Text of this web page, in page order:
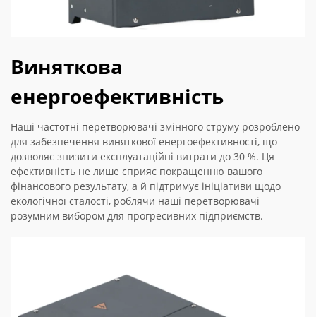
Виняткова
енергоефективність
Наші частотні перетворювачі змінного струму розроблено
для забезпечення виняткової енергоефективності, що
дозволяє знизити експлуатаційні витрати до 30 %. Ця
ефективність не лише сприяє покращенню вашого
фінансового результату, а й підтримує ініціативи щодо
екологічної сталості, роблячи наші перетворювачі
розумним вибором для прогресивних підприємств.